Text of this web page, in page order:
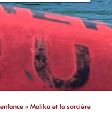
»Malika et la sorcière